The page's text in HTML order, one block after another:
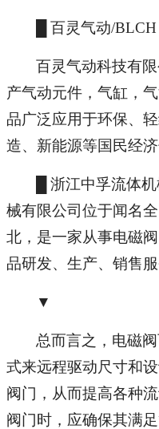
█ 百灵气动/BLCH
百灵气动科技有
产气动元件，气缸，
品广泛应用于环保、
造、新能源等国民经济
█ 浙江中孚流体
械有限公司位于闻名
北，是一家从事电磁
品研发、生产、销售
▼
总而言之，电磁
式来远程驱动尺寸和
阀门，从而提高各种
阀门时，应确保其满